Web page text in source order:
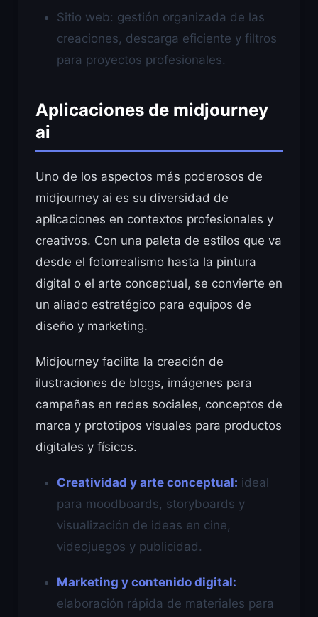
Sitio web: gestión organizada de las
creaciones, descarga eficiente y filtros
para proyectos profesionales.
Aplicaciones de midjourney
ai
Uno de los aspectos más poderosos de
midjourney ai es su diversidad de
aplicaciones en contextos profesionales y
creativos. Con una paleta de estilos que va
desde el fotorrealismo hasta la pintura
digital o el arte conceptual, se convierte en
un aliado estratégico para equipos de
diseño y marketing.
Midjourney facilita la creación de
ilustraciones de blogs, imágenes para
campañas en redes sociales, conceptos de
marca y prototipos visuales para productos
digitales y físicos.
Creatividad y arte conceptual: ideal
para moodboards, storyboards y
visualización de ideas en cine,
videojuegos y publicidad.
Marketing y contenido digital:
elaboración rápida de materiales para